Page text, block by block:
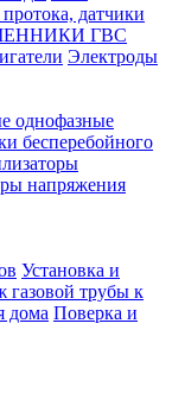
протока, датчики
ГВС
Электроды
однофазные
бесперебойного
напряжения
Установка и
газовой трубы к
дома Поверка и